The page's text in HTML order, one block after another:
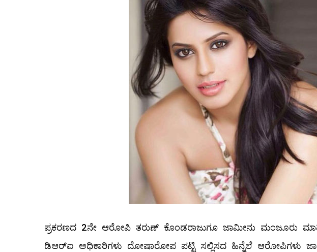
ಪ್ರಕರಣದ 2ನೇ ಆರೋಪಿ ತರುಣ್‌ ಕೊಂಡರಾಜುಗೂ ಜಾಮೀನು ಮಂಜೂರು
ಡಿಆರ್‌ಐ ಅಧಿಕಾರಿಗಳು ದೋಷಾರೋಪ ಪಟ್ಟಿ ಸಲ್ಲಿಸದ ಹಿನ್ನೆಲೆ ಆರೋಪಿಗಳು